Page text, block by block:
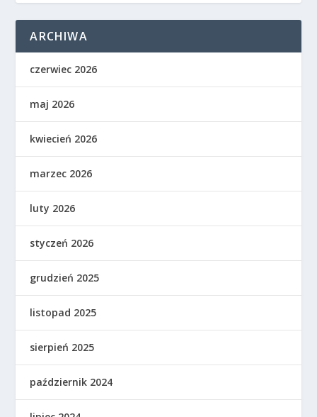
ARCHIWA
czerwiec 2026
maj 2026
kwiecień 2026
marzec 2026
luty 2026
styczeń 2026
grudzień 2025
listopad 2025
sierpień 2025
październik 2024